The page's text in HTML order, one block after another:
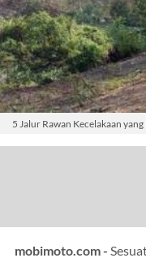
5 Jalur Rawan Kecelakaan
mobimoto.com -